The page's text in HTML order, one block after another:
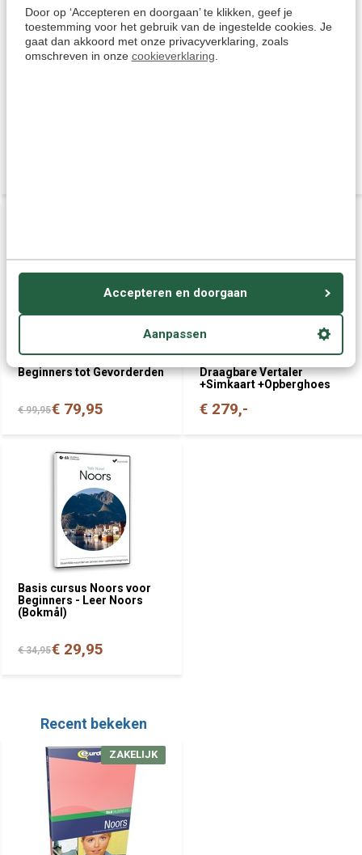
Door op ‘Accepteren en doorgaan’ te klikken, geef je
toestemming voor het gebruik van de ingestelde cookies. Je
gaat dan akkoord met onze privacyverklaring, zoals
omschreven in onze cookieverklaring
Accepteren en doorgaan
Aanpassen
Beginners tot Gevorderden
€ 99,95€ 79,95
Draagbare Vertaler
+Simkaart +Opberghoes
€ 279,-
Basis cursus Noors voor
Beginners - Leer Noors
(Bokmål)
€ 34,95€ 29,95
Recent bekeken
ZAKELIJK